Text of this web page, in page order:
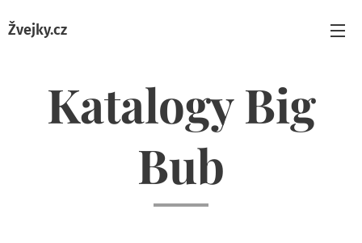
Žvejky.cz
Katalogy Big
Bub